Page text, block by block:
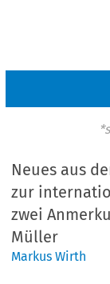
Neues aus
zur
zwei
Müller
Markus Wirth